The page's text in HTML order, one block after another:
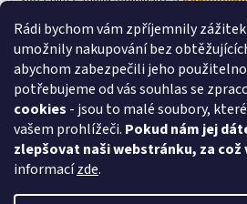
Rádi bychom vám zpříjemnily
umožnily nakupování bez
abychom zabezpečili jeho
potřebujeme od vás souhlas se
cookies - jsou to malé soubory,
vašem prohlížeči. Pokud nám jej
zlepšovat naši webstránku, za což
informacízde.
PŘIHLÁSIT SE
toysforkids.cz Ochrana